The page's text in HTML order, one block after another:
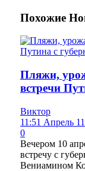
Похожие
Пляжи,
встречи
Виктор
11:51 Апрель
0
Вечером 10
встречу с
Вениамином